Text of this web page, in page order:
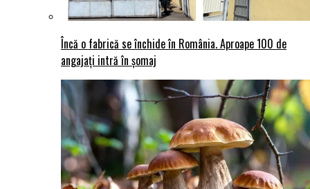
Încă o fabrică se închide în România. Aproape 100 de
angajați intră în șomaj